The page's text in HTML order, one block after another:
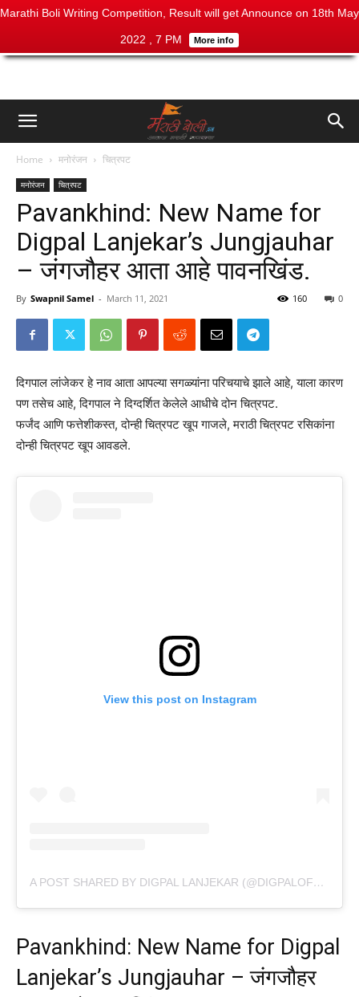
Marathi Boli Writing Competition, Result will get Announce on 18th May
2022 , 7 PM More info
Home मनोरंजन चित्रपट
मनोरंजन चित्रपट
Pavankhind: New Name for
Digpal Lanjekar’s Jungjauhar
– जंगजौहर आता आहे पावनखिंड.
By Swapnil Samel - March 11, 2021 0
160
दिगपाल लांजेकर हे नाव आता आपल्या सगळ्यांना परिचयाचे झाले आहे, याला कारण
पण तसेच आहे, दिगपाल ने दिग्दर्शित केलेले आधीचे दोन चित्रपट.
फर्जंद आणि फत्तेशीकस्त, दोन्ही चित्रपट खूप गाजले, मराठी चित्रपट रसिकांना
दोन्ही चित्रपट खूप आवडले.
View this post on Instagram
A POST SHARED BY DIGPAL LANJEKAR (@DIGPALOFFICIAL)
Pavankhind: New Name for Digpal
Lanjekar’s Jungjauhar – जंगजौहर